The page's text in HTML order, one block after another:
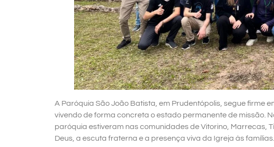
A Paróquia São João Batista, em Prudentópolis, segue firme
vivendo de forma concreta o estado permanente de missão.
paróquia estiveram nas comunidades de Vitorino, Marrecas,
Deus, a escuta fraterna e a presença viva da Igreja às famílias.